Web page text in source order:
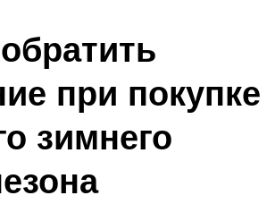
при покупке
зимнего